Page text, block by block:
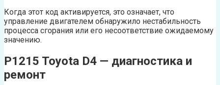
Когда этот код активируется, это означает, что
управление двигателем обнаружило нестабильность
процесса сгорания или его несоответствие ожидаемому
значению.
P1215 Toyota D4 — диагностика и
ремонт